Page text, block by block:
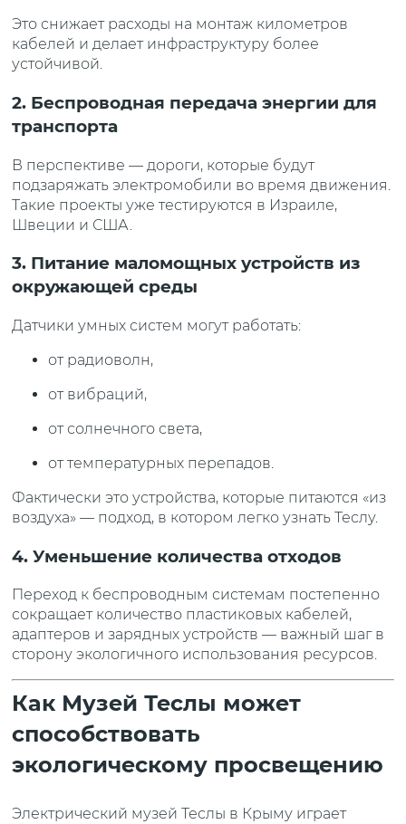
Это снижает расходы на монтаж километров
кабелей и делает инфраструктуру более
устойчивой.
2. Беспроводная передача энергии для
транспорта
В перспективе — дороги, которые будут
подзаряжать электромобили во время движения.
Такие проекты уже тестируются в Израиле,
Швеции и США.
3. Питание маломощных устройств из
окружающей среды
Датчики умных систем могут работать:
от радиоволн,
от вибраций,
от солнечного света,
от температурных перепадов.
Фактически это устройства, которые питаются «из
воздуха» — подход, в котором легко узнать Теслу.
4. Уменьшение количества отходов
Переход к беспроводным системам постепенно
сокращает количество пластиковых кабелей,
адаптеров и зарядных устройств — важный шаг в
сторону экологичного использования ресурсов.
Как Музей Теслы может
способствовать
экологическому просвещению
Электрический музей Теслы в Крыму играет